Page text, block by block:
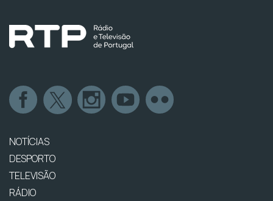
NOTÍCIAS
DESPORTO
TELEVISÃO
RÁDIO